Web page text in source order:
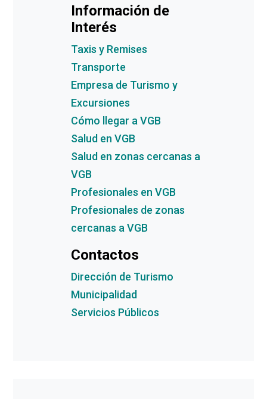
Información de
Interés
Taxis y Remises
Transporte
Empresa de Turismo y
Excursiones
Cómo llegar a VGB
Salud en VGB
Salud en zonas cercanas a
VGB
Profesionales en VGB
Profesionales de zonas
cercanas a VGB
Contactos
Dirección de Turismo
Municipalidad
Servicios Públicos